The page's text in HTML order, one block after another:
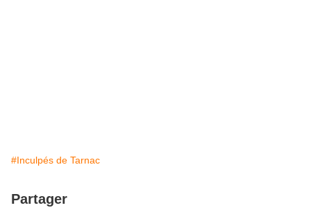
#Inculpés de Tarnac
Partager